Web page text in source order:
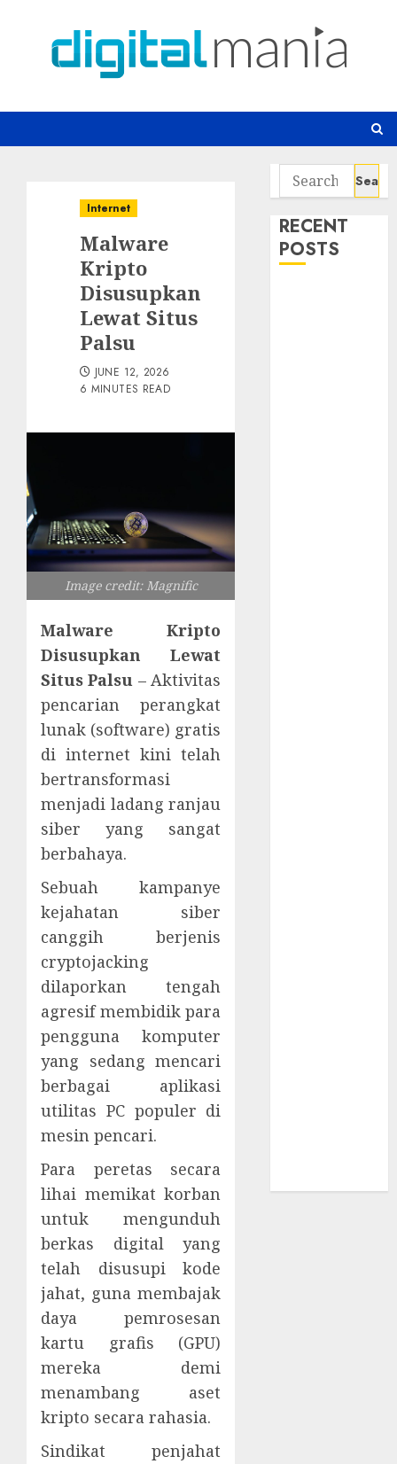
Internet
Malware
Kripto
Disusupkan
Lewat Situs
Palsu
JUNE 12, 2026
6 MINUTES READ
Image credit: Magnific
Malware Kripto
Disusupkan Lewat
Situs Palsu – Aktivitas
pencarian perangkat
lunak (software) gratis
di internet kini telah
bertransformasi
menjadi ladang ranjau
siber yang sangat
berbahaya.
Sebuah kampanye
kejahatan siber
canggih berjenis
cryptojacking
dilaporkan tengah
agresif membidik para
pengguna komputer
yang sedang mencari
berbagai aplikasi
utilitas PC populer di
mesin pencari.
Para peretas secara
lihai memikat korban
untuk mengunduh
berkas digital yang
telah disusupi kode
jahat, guna membajak
daya pemrosesan
kartu grafis (GPU)
mereka demi
menambang aset
kripto secara rahasia.
Sindikat penjahat
Search
for:
RECENT
POSTS